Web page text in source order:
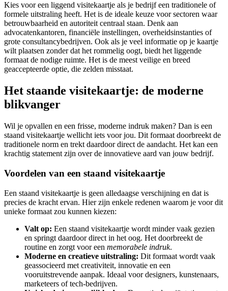
Kies voor een liggend visitekaartje als je bedrijf een traditionele of
formele uitstraling heeft. Het is de ideale keuze voor sectoren waar
betrouwbaarheid en autoriteit centraal staan. Denk aan
advocatenkantoren, financiële instellingen, overheidsinstanties of
grote consultancybedrijven. Ook als je veel informatie op je kaartje
wilt plaatsen zonder dat het rommelig oogt, biedt het liggende
formaat de nodige ruimte. Het is de meest veilige en breed
geaccepteerde optie, die zelden misstaat.
Het staande visitekaartje: de moderne
blikvanger
Wil je opvallen en een frisse, moderne indruk maken? Dan is een
staand visitekaartje wellicht iets voor jou. Dit formaat doorbreekt de
traditionele norm en trekt daardoor direct de aandacht. Het kan een
krachtig statement zijn over de innovatieve aard van jouw bedrijf.
Voordelen van een staand visitekaartje
Een staand visitekaartje is geen alledaagse verschijning en dat is
precies de kracht ervan. Hier zijn enkele redenen waarom je voor dit
unieke formaat zou kunnen kiezen:
Valt op: Een staand visitekaartje wordt minder vaak gezien
en springt daardoor direct in het oog. Het doorbreekt de
routine en zorgt voor een memorabele indruk.
Moderne en creatieve uitstraling: Dit formaat wordt vaak
geassocieerd met creativiteit, innovatie en een
vooruitstrevende aanpak. Ideaal voor designers, kunstenaars,
marketeers of tech-bedrijven.